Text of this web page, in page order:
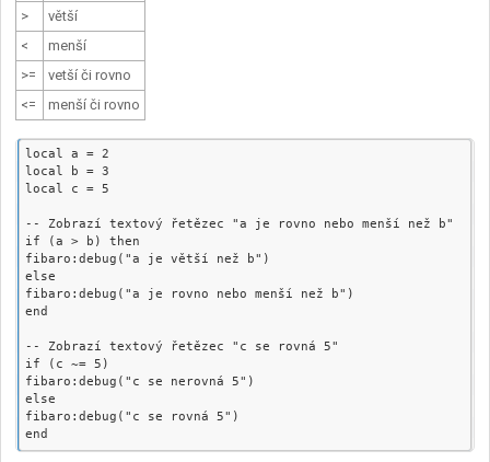
>
větší
<
menší
>=
vetší či rovno
<=
menší či rovno
local a = 2
local b = 3
local c = 5
-- Zobrazí textový řetězec "a je rovno nebo menší než b"
if (a > b) then
fibaro:debug("a je větší než b")
else
fibaro:debug("a je rovno nebo menší než b")
end
-- Zobrazí textový řetězec "c se rovná 5"
if (c ~= 5)
fibaro:debug("c se nerovná 5")
else
fibaro:debug("c se rovná 5")